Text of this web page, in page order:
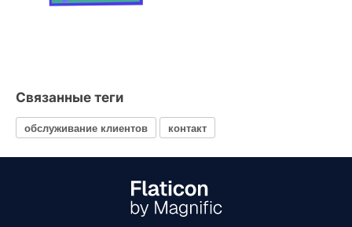
Связанные теги
обслуживание клиентов контакт